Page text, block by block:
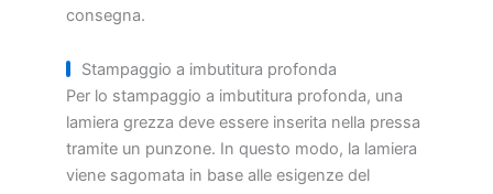
consegna.
Stampaggio a imbutitura profonda
Per lo stampaggio a imbutitura profonda, una
lamiera grezza deve essere inserita nella pressa
tramite un punzone. In questo modo, la lamiera
viene sagomata in base alle esigenze del